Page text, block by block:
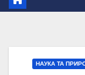
НАУКА ТА